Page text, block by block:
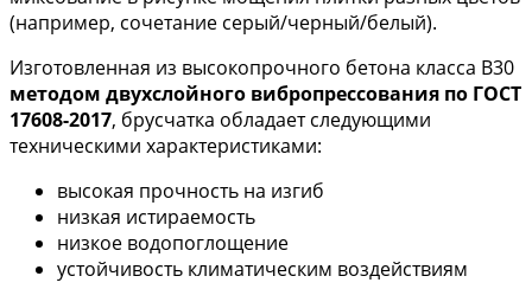
(например, сочетание серый/черный/белый).
Изготовленная из высокопрочного бетона класса В30
методом двухслойного вибропрессования по ГОСТ
17608-2017, брусчатка обладает следующими
техническими характеристиками:
высокая прочность на изгиб
низкая истираемость
низкое водопоглощение
устойчивость климатическим воздействиям